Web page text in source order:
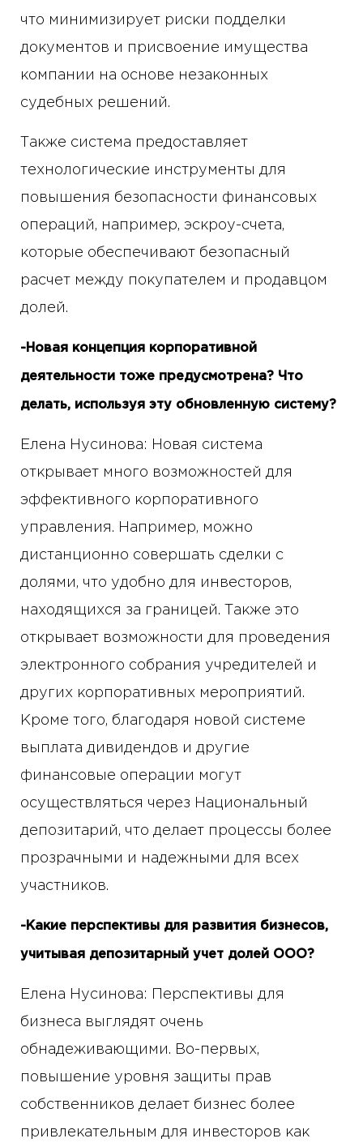
что минимизирует риски подделки
документов и присвоение имущества
компании на основе незаконных
судебных решений.
Также система предоставляет
технологические инструменты для
повышения безопасности финансовых
операций, например, эскроу-счета,
которые обеспечивают безопасный
расчет между покупателем и продавцом
долей.
-Новая концепция корпоративной
деятельности тоже предусмотрена? Что
делать, используя эту обновленную систему?
Елена Нусинова: Новая система
открывает много возможностей для
эффективного корпоративного
управления. Например, можно
дистанционно совершать сделки с
долями, что удобно для инвесторов,
находящихся за границей. Также это
открывает возможности для проведения
электронного собрания учредителей и
других корпоративных мероприятий.
Кроме того, благодаря новой системе
выплата дивидендов и другие
финансовые операции могут
осуществляться через Национальный
депозитарий, что делает процессы более
прозрачными и надежными для всех
участников.
-Какие перспективы для развития бизнесов,
учитывая депозитарный учет долей ООО?
Елена Нусинова: Перспективы для
бизнеса выглядят очень
обнадеживающими. Во-первых,
повышение уровня защиты прав
собственников делает бизнес более
привлекательным для инвесторов как